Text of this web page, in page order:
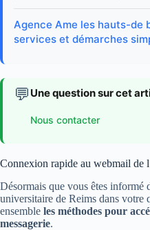
Agence Ame les hauts-de
services et démarches
💬 Une question sur cet
Nous contacter
Connexion rapide au webmail de
Désormais que vous êtes informé
universitaire de Reims dans votre
ensemble les méthodes pour
messagerie.